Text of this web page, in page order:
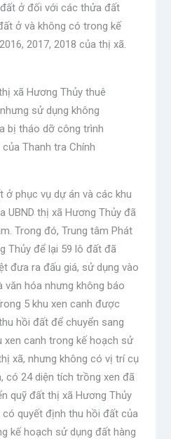
ở đối với các thửa đất
ở và không có trong kế
2017, 2018 của thị xã.
xã Hương Thủy thuê
sử dụng không
bị tháo dỡ công trình
Thanh tra Chính
ở phục vụ dự án và các khu
UBND thị xã Hương Thủy đã
Trong đó, Trung tâm Phát
Thủy để lại 59 lô đất đã
đưa ra đấu giá, sử dụng vào
hóa nhưng không báo
5 khu xen canh được
hồi đất để chuyển sang
canh trong kế hoạch sử
xã, nhưng không có vị trí cụ
có 24 diện tích trồng xen đã
quỹ đất thị xã Hương Thủy
quyết định thu hồi đất của
kế hoạch sử dụng đất hàng